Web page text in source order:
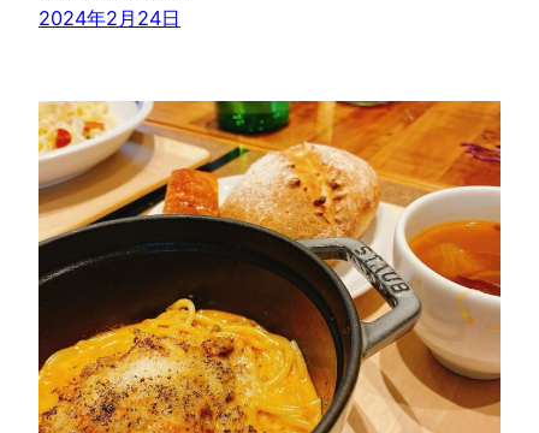
2024年2月24日